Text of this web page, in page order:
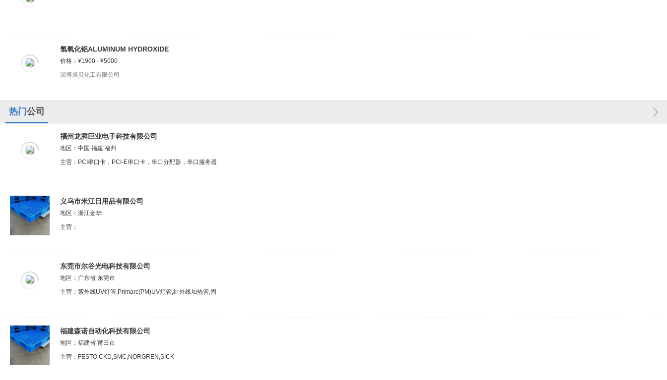
氢氧化铝ALUMINUM HYDROXIDE
价格： ¥1900 - ¥5000
淄博旭贝化工有限公司
热门公司
福州龙腾巨业电子科技有限公司
地区：中国 福建 福州
主营：PCI串口卡，PCI-E串口卡，串口分配器，串口服务器
义乌市米江日用品有限公司
地区：浙江金华
主营：
东莞市尔谷光电科技有限公司
地区：广东省 东莞市
主营：紫外线UV灯管,Primarc(PM)UV灯管,红外线加热管,固
福建森诺自动化科技有限公司
地区：福建省 莆田市
主营：FESTO,CKD,SMC,NORGREN,SICK